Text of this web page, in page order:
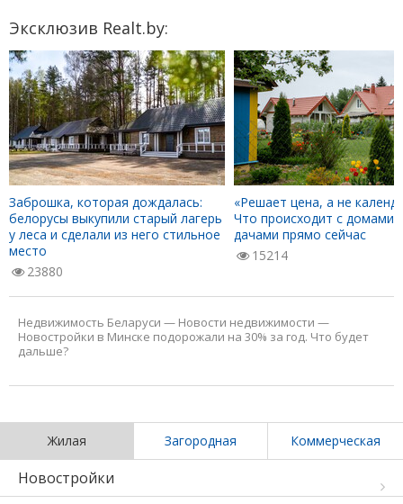
Эксклюзив Realt.by:
Заброшка, которая дождалась:
белорусы выкупили старый лагерь
у леса и сделали из него стильное
место
23880
«Решает цена, а не
Что происходит с домами
дачами прямо сейчас
15214
Недвижимость Беларуси — Новости недвижимости —
Новостройки в Минске подорожали на 30% за год. Что будет
дальше?
Жилая Загородная Коммерческая
Новостройки